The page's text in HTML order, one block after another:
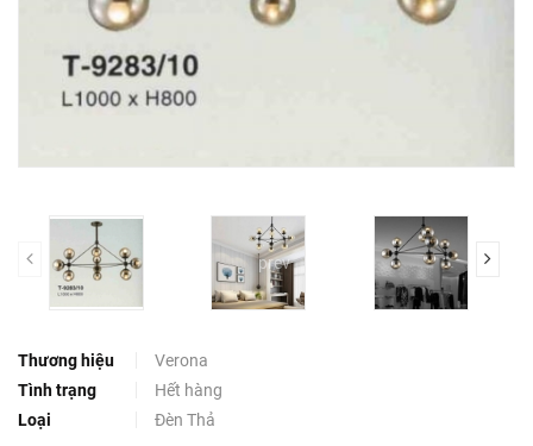
prev
Thương hiệu
Verona
Tình trạng
Hết hàng
Loại
Đèn Thả